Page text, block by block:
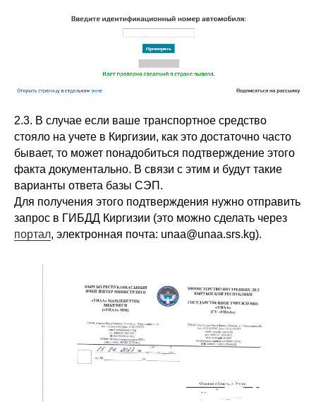
2.3. В случае если ваше транспортное средство
стояло на учете в Киргизии, как это достаточно часто
бывает, то может понадобиться подтверждение этого
факта документально. В связи с этим и будут такие
варианты ответа базы СЭП.
Для получения этого подтверждения нужно отправить
запрос в ГИБДД Киргизии (это можно сделать через
портал, электронная почта: unaa@unaa.srs.kg).